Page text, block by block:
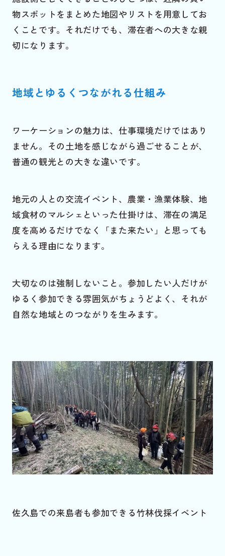
物スポットをまとめた地図やリストを用意してお
くことです。それだけでも、滞在者への大きな親
切になります。
地域とゆるくつながれる仕組み
ワーケーションの魅力は、仕事環境だけではあり
ません。その土地を感じながら過ごせることが、
普通の観光との大きな違いです。
地元の人との交流イベント、農業・漁業体験、地
域食材のマルシェといった仕掛けは、滞在の満足
度を高めるだけでなく「また来たい」と思っても
らえる理由になります。
大切なのは強制しないこと。参加したい人だけが
ゆるく参加できる雰囲気がちょうどよく、それが
自然な地域とのつながりを生みます。
佐久島での来島者も参加できる竹林伐採イベント